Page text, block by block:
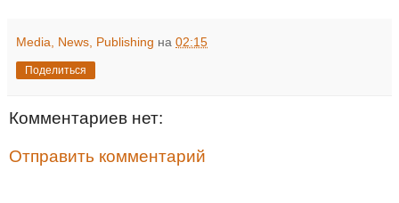
Media, News, Publishing на 02:15
Поделиться
Комментариев нет:
Отправить комментарий